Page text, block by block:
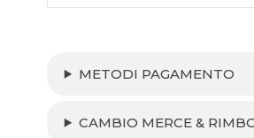
METODI PAGAMENTO
CAMBIO MERCE &